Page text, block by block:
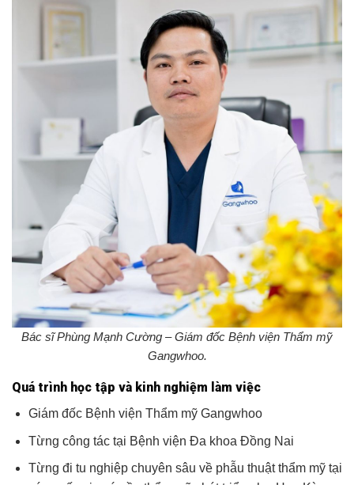
Bác sĩ Phùng Mạnh Cường – Giám đốc Bệnh viện Thẩm mỹ
Gangwhoo.
Quá trình học tập và kinh nghiệm làm việc
Giám đốc Bệnh viện Thẩm mỹ Gangwhoo
Từng công tác tại Bệnh viện Đa khoa Đồng Nai
Từng đi tu nghiệp chuyên sâu về phẫu thuật thẩm mỹ tại